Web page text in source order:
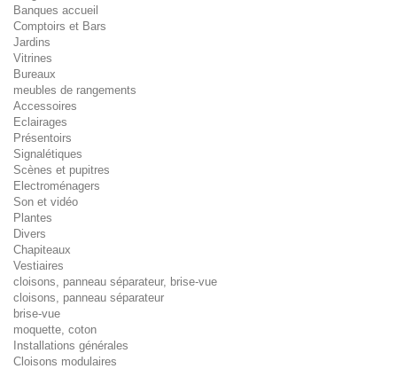
Banques accueil
Comptoirs et Bars
Jardins
Vitrines
Bureaux
meubles de rangements
Accessoires
Eclairages
Présentoirs
Signalétiques
Scènes et pupitres
Electroménagers
Son et vidéo
Plantes
Divers
Chapiteaux
Vestiaires
cloisons, panneau séparateur, brise-vue
cloisons, panneau séparateur
brise-vue
moquette, coton
Installations générales
Cloisons modulaires